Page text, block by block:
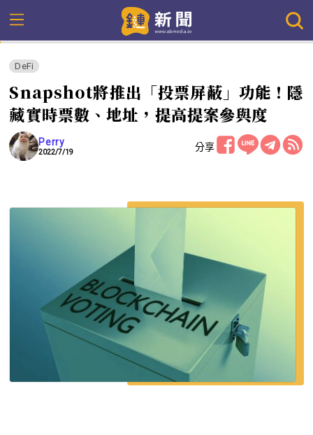
DeFi
Snapshot將推出「投票屏蔽」功能！隱
藏實時票數、地址，提高提案參與度
Perry
2022/7/19 分享